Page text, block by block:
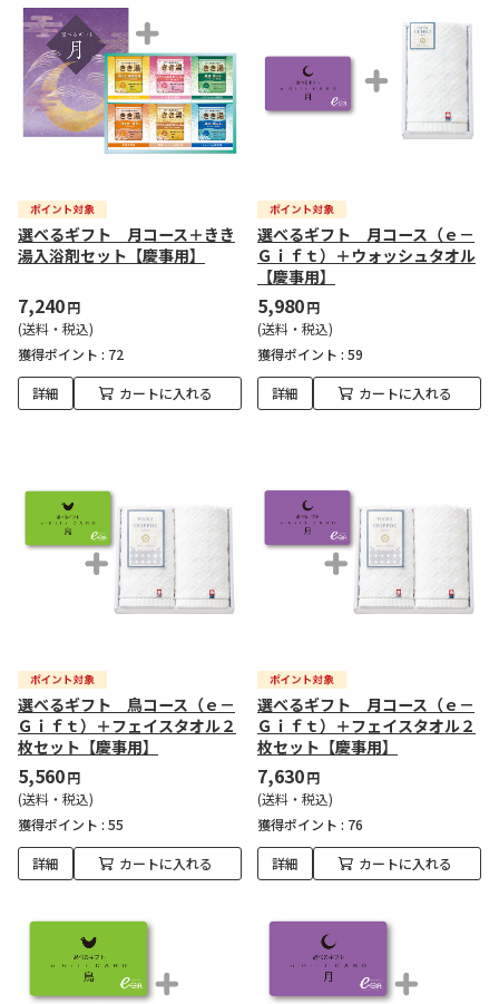
選べるギフト 月コース＋きき
湯入浴剤セット【慶事用】
7,240円
(送料・税込)
獲得ポイント : 72
詳細 カートに入れる
選べるギフト 月コース（ｅ－
Ｇｉｆｔ）＋ウォッシュタオル
【慶事用】
5,980円
(送料・税込)
獲得ポイント : 59
詳細 カートに入れる
選べるギフト 鳥コース（ｅ－
Ｇｉｆｔ）＋フェイスタオル２
枚セット【慶事用】
5,560円
(送料・税込)
獲得ポイント : 55
詳細 カートに入れる
選べるギフト 月コース（ｅ－
Ｇｉｆｔ）＋フェイスタオル２
枚セット【慶事用】
7,630円
(送料・税込)
獲得ポイント : 76
詳細 カートに入れる